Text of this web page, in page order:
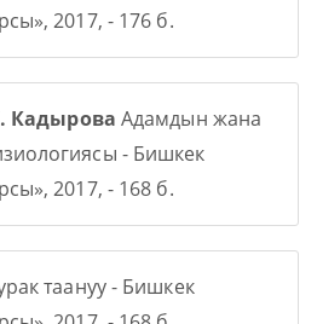
2017, - 176 б.
Кадырова Адамдын жана
- Бишкек
2017, - 168 б.
таануу - Бишкек